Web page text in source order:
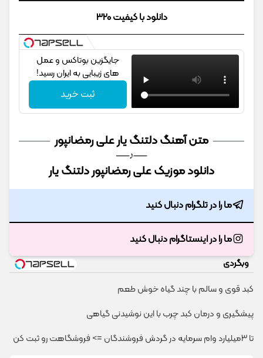
دانلود با کیفیت 320
جایگزین بوتاکس و عمل
های زیبایی به ایران رسید!
ثبت خرید
متن آهنگ دلتنگ یار علی رمضانپور
──♪──
دانلود موزیک علی رمضانپور دلتنگ یار
ما را در تلگرام دنبال کنید
ما را در اینستاگرام دنبال کنید
وبگردی
کبد قوی و سالم با چند گیاه خوش طعم
پیشگیری و درمان کبد چرب با این نوشیدنی گیاهی
تا 3میلیارد وام سرمایه در گردش فروشندگان => فروشگاهت رو ثبت کن